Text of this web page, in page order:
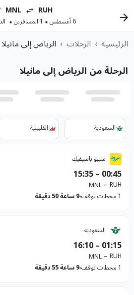
RUH
MNL
6 أغسطس 1 المسافرين
الرئيسية › الرحلات › الرياض إلى
الرحلة من الرياض إلى مانيلا
السعودية الفلبينية
سيبو باسيفيك
00:45
–
15:35
RUH
–
MNL
1 محطات توقف
9 ساعة 50 دقيقة
السعودية
01:15
–
16:10
RUH
–
MNL
1 محطات توقف
9 ساعة 55 دقيقة